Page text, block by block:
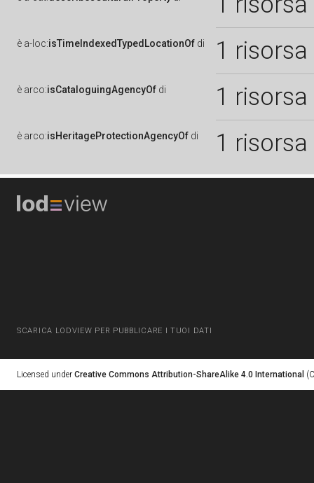
è a-loc:isTimeIndexedTypedLocationOf di 1 risorsa
è arco:isCataloguingAgencyOf di 1 risorsa
è arco:isHeritageProtectionAgencyOf di 1 risorsa
SCARICA LODVIEW PER PUBBLICARE I TUOI DATI
Licensed under Creative Commons Attribution-ShareAlike 4.0 International